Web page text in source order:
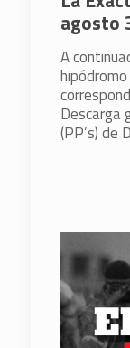
agosto
A
Descarga
(PP’s) de